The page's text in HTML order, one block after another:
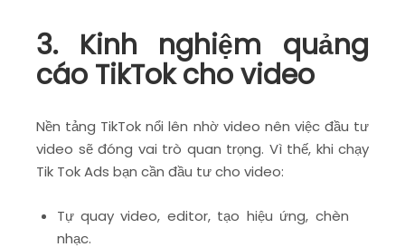
3. Kinh nghiệm quảng
cáo TikTok cho video
Nền tảng TikTok nổi lên nhờ video nên việc đầu tư
video sẽ đóng vai trò quan trọng. Vì thế, khi chạy
Tik Tok Ads bạn cần đầu tư cho video:
Tự quay video, editor, tạo hiệu ứng, chèn
nhạc.